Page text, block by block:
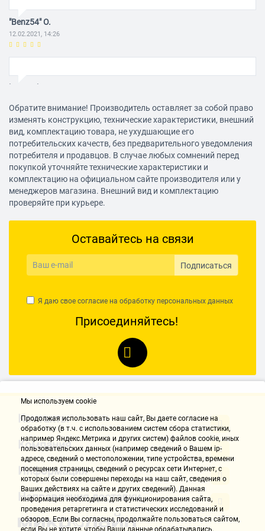
"Benz54" O.
12.02.2021, 14:26
Vitaly Pa
12.02.2021, 14:26
Artem L.
12.02.2021, 14:26
Обратите внимание! Производитель оставляет за собой право
изменять конструкцию, технические характеристики, внешний
вид, комплектацию товара, не ухудшающие его
потребительских качеств, без предварительного уведомления
потребителя и продавцов. В случае любых сомнений перед
покупкой уточняйте технические характеристики и
комплектацию на официальном сайте производителя или у
менеджеров магазина. Внешний вид и комплектацию
проверяйте при курьере.
Оставайтесь на связи
Подписаться
Я даю свое согласие на обработку персональных данных
Присоединяйтесь!
Контакты
Компания
Информация
Направления доставки
Мы используем cookie
Продолжая использовать наш cайт, Вы даете согласие на
обработку (в т.ч. с использованием систем сбора статистики,
например Яндекс.Метрика и других систем) файлов cookie, иных
пользовательских данных (например сведений о Вашем ip-
адресе, сведений о местоположении, типе устройства, времени
посещения страницы, сведений о ресурсах сети Интернет, с
которых были совершены переходы на наш сайт, сведения о
Ваших действиях на сайте и других сведений). Данная
информация необходима для функционирования сайта,
проведения ретаргетинга и статистических исследований и
обзоров. Если Вы согласны, продолжайте пользоваться сайтом,
если Вы не хотите, чтобы Ваши данные обрабатывались,